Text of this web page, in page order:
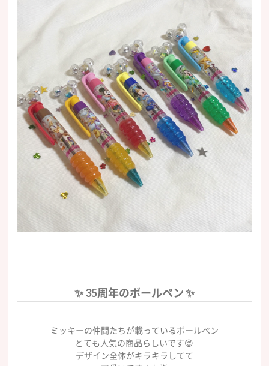
✨ 35周年のボールペン ✨
ミッキーの仲間たちが載っているボールペン
とても人気の商品らしいです😌
デザイン全体がキラキラしてて